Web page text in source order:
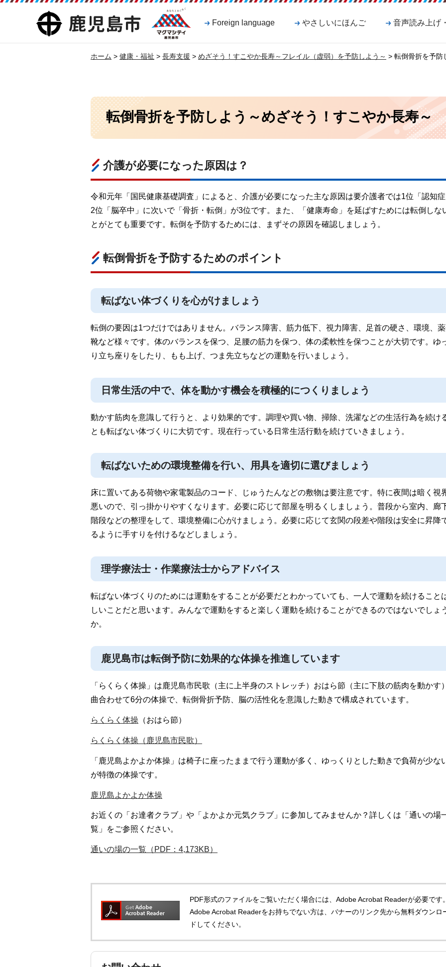
鹿児島市
マグマシティ
鹿児島市
Foreign language やさしいにほんご 音声読み上げ
ホーム > 健康・福祉 > 長寿支援 > めざそう！すこやか長寿～フレイル（虚弱）を予防しよう～ > 転倒骨折を予防
転倒骨折を予防しよう～めざそう！すこやか長寿～
介護が必要になった原因は？
令和元年「国民健康基礎調査」によると、介護が必要になった主な原因は要介護者では1位「認知
2位「脳卒中」に次いで「骨折・転倒」が3位です。また、「健康寿命」を延ばすためには転倒しな
とがとても重要です。転倒を予防するためには、まずその原因を確認しましょう。
転倒骨折を予防するためのポイント
転ばない体づくりを心がけましょう
転倒の要因は1つだけではありません。バランス障害、筋力低下、視力障害、足首の硬さ、環境、
靴など様々です。体のバランスを保つ、足腰の筋力を保つ、体の柔軟性を保つことが大切です。ゆ
り立ち座りをしたり、もも上げ、つま先立ちなどの運動を行いましょう。
日常生活の中で、体を動かす機会を積極的につくりましょう
動かす筋肉を意識して行うと、より効果的です。調理や買い物、掃除、洗濯などの生活行為を続け
とも転ばない体づくりに大切です。現在行っている日常生活行動を続けていきましょう。
転ばないための環境整備を行い、用具を適切に選びましょう
床に置いてある荷物や家電製品のコード、じゅうたんなどの敷物は要注意です。特に夜間は暗く視
悪いので、引っ掛かりやすくなります。必要に応じて部屋を明るくしましょう。普段から室内、廊
階段などの整理をして、環境整備に心がけましょう。必要に応じて玄関の段差や階段は安全に昇降
るように手すりを付けるなどしましょう。
理学療法士・作業療法士からアドバイス
転ばない体づくりのためには運動をすることが必要だとわかっていても、一人で運動を続けること
しいことだと思います。みんなで運動をすると楽しく運動を続けることができるのではないでしょ
か。
鹿児島市は転倒予防に効果的な体操を推進しています
「らくらく体操」は鹿児島市民歌（主に上半身のストレッチ）おはら節（主に下肢の筋肉を動かす
曲合わせて6分の体操で、転倒骨折予防、脳の活性化を意識した動きで構成されています。
らくらく体操 （おはら節）
らくらく体操（鹿児島市民歌）
「鹿児島よかよか体操」は椅子に座ったままで行う運動が多く、ゆっくりとした動きで負荷が少な
が特徴の体操です。
鹿児島よかよか体操
お近くの「お達者クラブ」や「よかよか元気クラブ」に参加してみませんか？詳しくは「通いの場
覧」をご参照ください。
通いの場の一覧（PDF：4,173KB）
PDF形式のファイルをご覧いただく場合には、Adobe Acrobat Readerが必要です
Adobe Acrobat Readerをお持ちでない方は、バナーのリンク先から無料ダウンロ
ドしてください。